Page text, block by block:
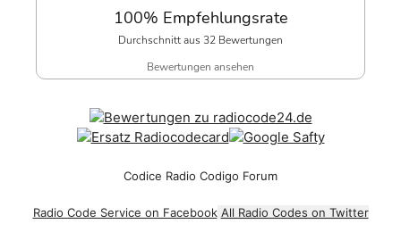
100% Empfehlungsrate
Durchschnitt aus 32 Bewertungen
Bewertungen ansehen
Codice Radio Codigo Forum
Radio Code Service on Facebook All Radio Codes on Twitter